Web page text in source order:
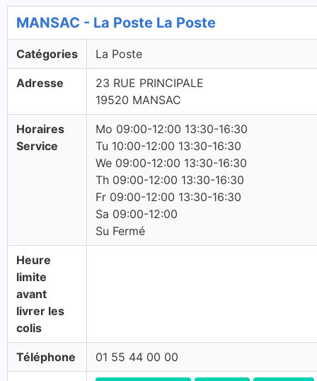
MANSAC - La Poste La Poste
Catégories La Poste
Adresse
23 RUE PRINCIPALE
19520 MANSAC
Horaires
Service
Mo 09:00-12:00 13:30-16:30
Tu 10:00-12:00 13:30-16:30
We 09:00-12:00 13:30-16:30
Th 09:00-12:00 13:30-16:30
Fr 09:00-12:00 13:30-16:30
Sa 09:00-12:00
Su Fermé
Heure
limite
avant
livrer les
colis
Téléphone 01 55 44 00 00